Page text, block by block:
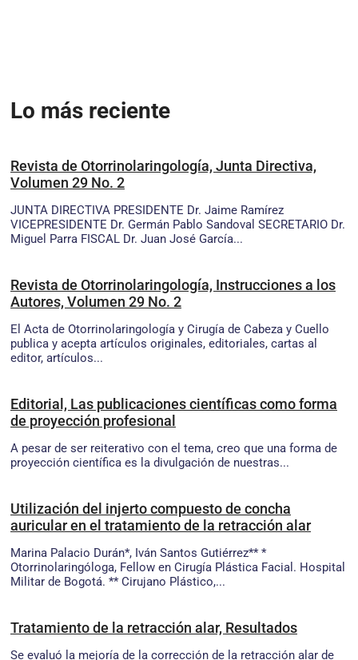
Lo más reciente
Revista de Otorrinolaringología, Junta Directiva,
Volumen 29 No. 2
JUNTA DIRECTIVA PRESIDENTE Dr. Jaime Ramírez
VICEPRESIDENTE Dr. Germán Pablo Sandoval SECRETARIO Dr.
Miguel Parra FISCAL Dr. Juan José García...
Revista de Otorrinolaringología, Instrucciones a los
Autores, Volumen 29 No. 2
El Acta de Otorrinolaringología y Cirugía de Cabeza y Cuello
publica y acepta artículos originales, editoriales, cartas al
editor, artículos...
Editorial, Las publicaciones científicas como forma
de proyección profesional
A pesar de ser reiterativo con el tema, creo que una forma de
proyección científica es la divulgación de nuestras...
Utilización del injerto compuesto de concha
auricular en el tratamiento de la retracción alar
Marina Palacio Durán*, Iván Santos Gutiérrez** *
Otorrinolaringóloga, Fellow en Cirugía Plástica Facial. Hospital
Militar de Bogotá. ** Cirujano Plástico,...
Tratamiento de la retracción alar, Resultados
Se evaluó la mejoría de la corrección de la retracción alar de